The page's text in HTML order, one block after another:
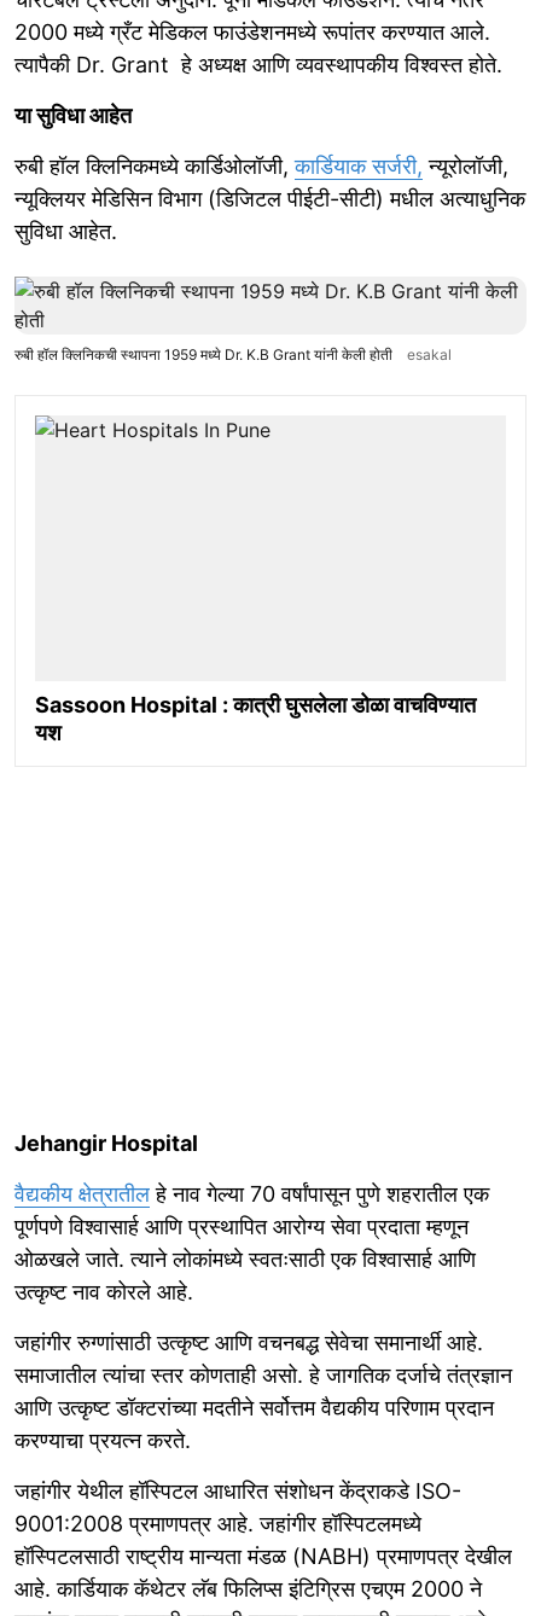
2000 मध्ये ग्रँट मेडिकल फाउंडेशनमध्ये रूपांतर करण्यात आले.
त्यापैकी Dr. Grant हे अध्यक्ष आणि व्यवस्थापकीय विश्वस्त होते.
या सुविधा आहेत
रुबी हॉल क्लिनिकमध्ये कार्डिओलॉजी,कार्डियाक सर्जरी, न्यूरोलॉजी,
न्यूक्लियर मेडिसिन विभाग (डिजिटल पीईटी-सीटी) मधील अत्याधुनिक
सुविधा आहेत.
रुबी हॉल क्लिनिकची स्थापना 1959 मध्ये Dr. K.B Grant यांनी केली होती esakal
Sassoon Hospital : कात्री घुसलेला डोळा वाचविण्यात
यश
Jehangir Hospital
वैद्यकीय क्षेत्रातीलहे नाव गेल्या 70 वर्षांपासून पुणे शहरातील एक
पूर्णपणे विश्वासार्ह आणि प्रस्थापित आरोग्य सेवा प्रदाता म्हणून
ओळखले जाते. त्याने लोकांमध्ये स्वतःसाठी एक विश्वासार्ह आणि
उत्कृष्ट नाव कोरले आहे.
जहांगीर रुग्णांसाठी उत्कृष्ट आणि वचनबद्ध सेवेचा समानार्थी आहे.
समाजातील त्यांचा स्तर कोणताही असो. हे जागतिक दर्जाचे तंत्रज्ञान
आणि उत्कृष्ट डॉक्टरांच्या मदतीने सर्वोत्तम वैद्यकीय परिणाम प्रदान
करण्याचा प्रयत्न करते.
जहांगीर येथील हॉस्पिटल आधारित संशोधन केंद्राकडे ISO-
9001:2008 प्रमाणपत्र आहे. जहांगीर हॉस्पिटलमध्ये
हॉस्पिटलसाठी राष्ट्रीय मान्यता मंडळ (NABH) प्रमाणपत्र देखील
आहे. कार्डियाक कॅथेटर लॅब फिलिप्स इंटिग्रिस एचएम 2000 ने